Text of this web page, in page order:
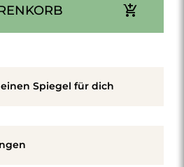
add_shopping_cart
Spiegel für dich